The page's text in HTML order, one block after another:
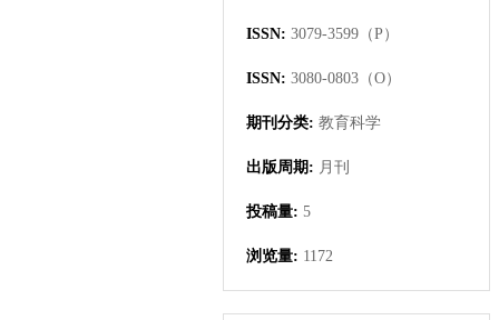
ISSN: 3079-3599（P）
ISSN: 3080-0803（O）
期刊分类: 教育科学
出版周期: 月刊
投稿量: 5
浏览量: 1172